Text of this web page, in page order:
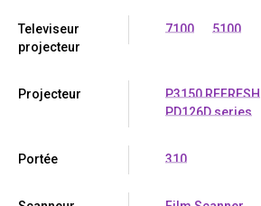
Televiseur
projecteur
7100 5100
Projecteur P3150 REFRESH
PD126D series
Portée 310